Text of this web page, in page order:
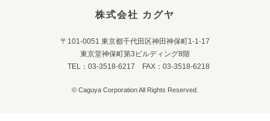
株式会社 カグヤ
〒101-0051 東京都千代田区神田神保町1-1-17
東京堂神保町第3ビルディング8階
TEL：03-3518-6217 FAX：03-3518-6218
© Caguya Corporation All Rights Reserved.